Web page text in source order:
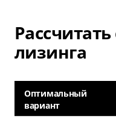
лизинга
Оптимальный
вариант